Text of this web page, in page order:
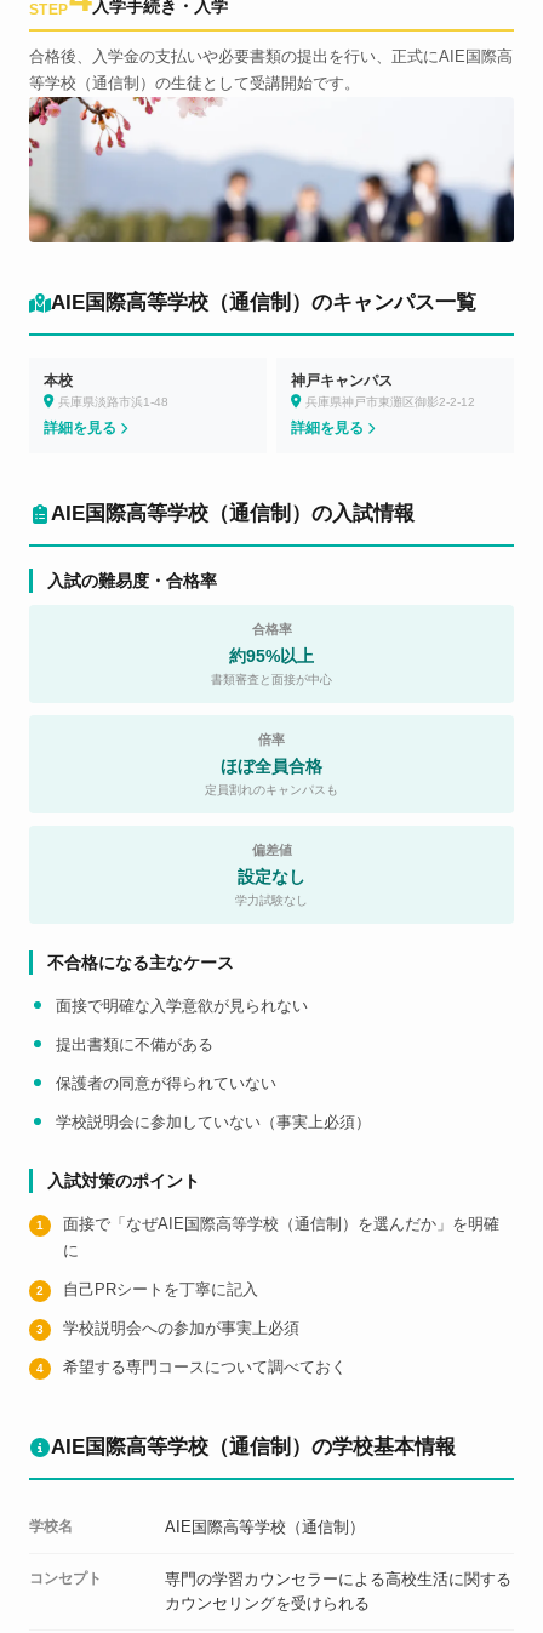
STEP 入学手続き・入学
合格後、入学金の支払いや必要書類の提出を行い、正式にAIE国際高
等学校（通信制）の生徒として受講開始です。
AIE国際高等学校（通信制）のキャンパス一覧
本校
兵庫県淡路市浜1-48
詳細を見る
神戸キャンパス
兵庫県神戸市東灘区御影2-2-12
詳細を見る
AIE国際高等学校（通信制）の入試情報
入試の難易度・合格率
合格率
約95%以上
書類審査と面接が中心
倍率
ほぼ全員合格
定員割れのキャンパスも
偏差値
設定なし
学力試験なし
不合格になる主なケース
面接で明確な入学意欲が見られない
提出書類に不備がある
保護者の同意が得られていない
学校説明会に参加していない（事実上必須）
入試対策のポイント
面接で「なぜAIE国際高等学校（通信制）を選んだか」を明確
に
自己PRシートを丁寧に記入
学校説明会への参加が事実上必須
希望する専門コースについて調べておく
AIE国際高等学校（通信制）の学校基本情報
学校名 AIE国際高等学校（通信制）
コンセプト
専門の学習カウンセラーによる高校生活に関する
カウンセリングを受けられる